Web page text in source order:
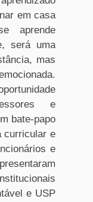
em casa
aprende
será uma
mas
e
bate-papo
curricular e
e
e USP